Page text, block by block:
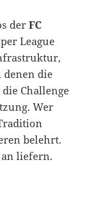
derFC
League
die
Challenge
Wer
belehrt.
liefern.
grossen